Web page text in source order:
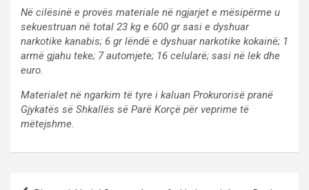
Në cilësinë e provës materiale në ngjarjet e mësipërme u
sekuestruan në total 23 kg e 600 gr sasi e dyshuar
narkotike kanabis; 6 gr lëndë e dyshuar narkotike kokainë; 1
armë gjahu teke; 7 automjete; 16 celularë; sasi në lek dhe
euro.
Materialet në ngarkim të tyre i kaluan Prokurorisë pranë
Gjykatës së Shkallës së Parë Korçë për veprime të
mëtejshme.